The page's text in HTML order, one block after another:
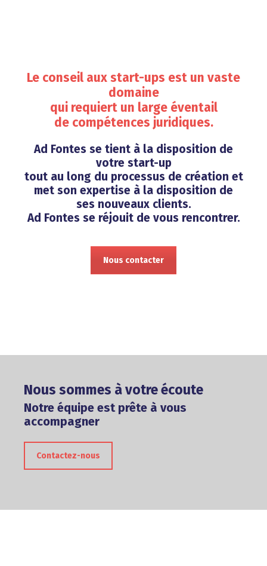
Le conseil aux start-ups est un vaste
domaine
qui requiert un large éventail
de compétences juridiques.
Ad Fontes se tient à la disposition de
votre start-up
tout au long du processus de création et
met son expertise à la disposition de
ses nouveaux clients.
Ad Fontes se réjouit de vous rencontrer.
Nous contacter
Nous sommes à votre écoute
Notre équipe est prête à vous
accompagner
Contactez-nous